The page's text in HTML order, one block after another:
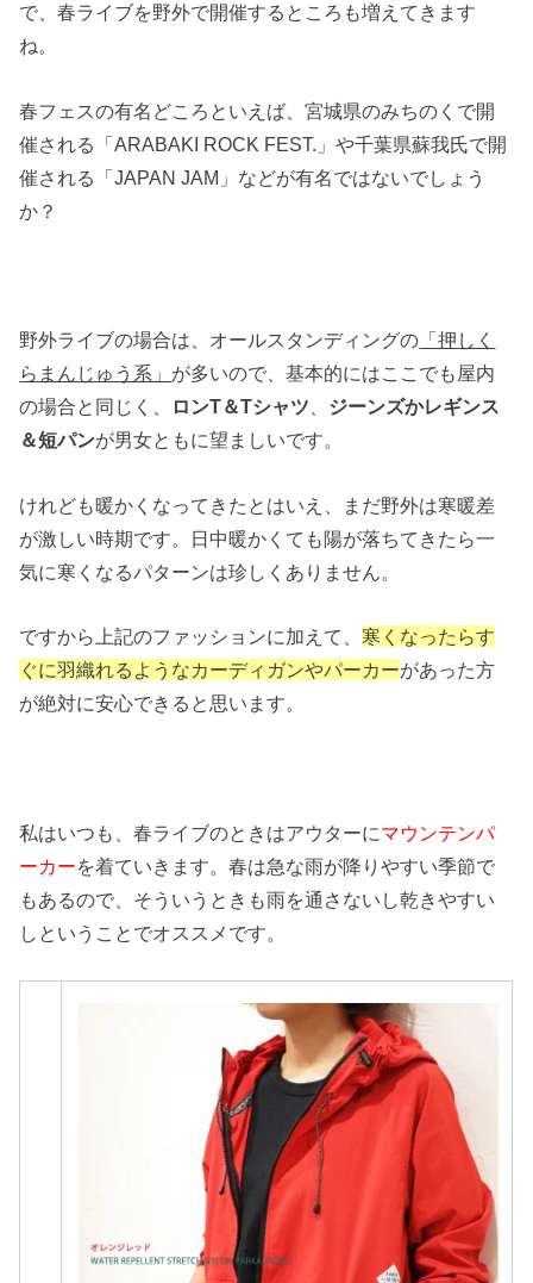
で、春ライブを野外で開催するところも増えてきます
ね。
春フェスの有名どころといえば、宮城県のみちのくで開
催される「ARABAKI ROCK FEST.」や千葉県蘇我氏で開
催される「JAPAN JAM」などが有名ではないでしょう
か？
野外ライブの場合は、オールスタンディングの 「押しく
らまんじゅう系」 が多いので、基本的にはここでも屋内
の場合と同じく、
ロンT＆Tシャツ
ジーンズかレギンス
＆短パンが男女ともに望ましいです。
けれども暖かくなってきたとはいえ、まだ野外は寒暖差
が激しい時期です。日中暖かくても陽が落ちてきたら一
気に寒くなるパターンは珍しくありません。
ですから上記のファッションに加えて、 寒くなったらす
ぐに羽織れるようなカーディガンやパーカーがあった方
が絶対に安心できると思います。
私はいつも、春ライブのときはアウターにマウンテンパ
ーカーを着ていきます。春は急な雨が降りやすい季節で
もあるので、そういうときも雨を通さないし乾きやすい
しということでオススメです。